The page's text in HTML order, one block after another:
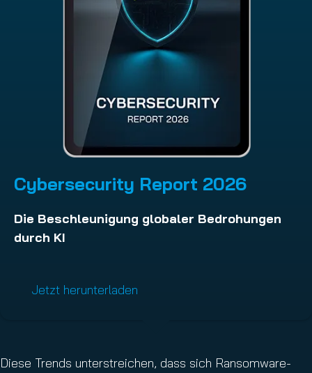
Cybersecurity Report 2026
Die Beschleunigung globaler Bedrohungen
durch KI
Jetzt herunterladen
Diese Trends unterstreichen, dass sich Ransomware-